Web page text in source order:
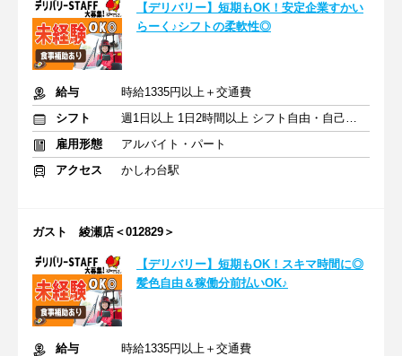
【デリバリー】短期もOK！安定企業すかい
らーく♪シフトの柔軟性◎
給与
時給1335円以上＋交通費
シフト
週1日以上 1日2時間以上 シフト自由・自己申告
雇用形態
アルバイト・パート
アクセス
かしわ台駅
ガスト 綾瀬店＜012829＞
【デリバリー】短期もOK！スキマ時間に◎
髪色自由＆稼働分前払いOK♪
給与
時給1335円以上＋交通費